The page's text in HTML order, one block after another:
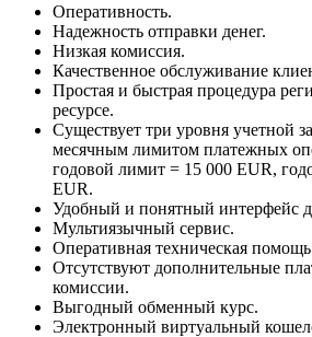
Оперативность.
Надежность отправки денег.
Низкая комиссия.
Качественное обслуживание
Простая и быстрая процедура
ресурсе.
Существует три уровня учетной
месячным лимитом платежных
годовой лимит = 15 000 EUR,
EUR.
Удобный и понятный интерфейс
Мультиязычный сервис.
Оперативная техническая
Отсутствуют дополнительные
комиссии.
Выгодный обменный курс.
Электронный виртуальный